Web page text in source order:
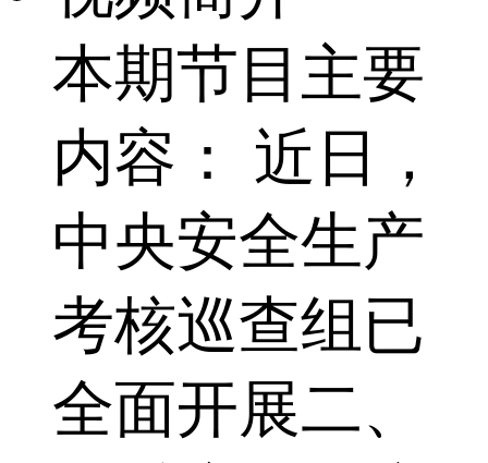
本期节目主要
内容： 近日，
中央安全生产
考核巡查组已
全面开展二、